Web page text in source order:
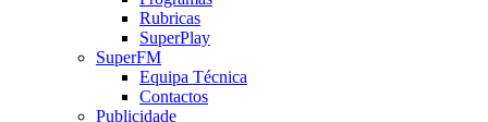
Rubricas
SuperPlay
SuperFM
Equipa Técnica
Contactos
Publicidade